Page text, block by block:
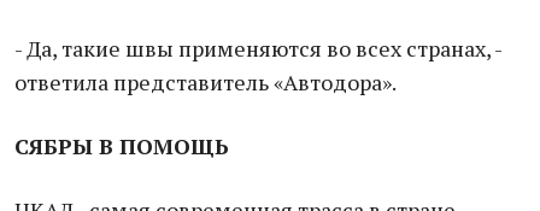
- Да, такие швы применяются во всех странах, -
ответила представитель «Автодора».
СЯБРЫ В ПОМОЩЬ